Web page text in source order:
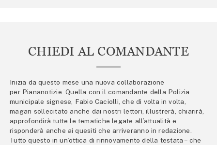
CHIEDI AL COMANDANTE
Inizia da questo mese una nuova collaborazione
per Piananotizie. Quella con il comandante della Polizia
municipale signese, Fabio Caciolli, che di volta in volta,
magari sollecitato anche dai nostri lettori, illustrerà, chiarirà,
approfondirà tutte le tematiche legate all’attualità e
risponderà anche ai quesiti che arriveranno in redazione.
Tutto questo in un’ottica di rinnovamento della testata – che